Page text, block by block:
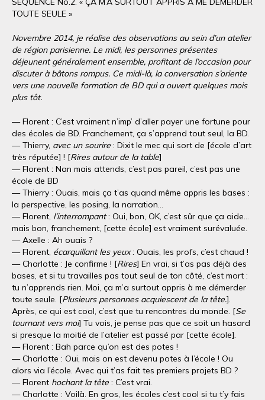
TOUTE SEULE »
Novembre 2014, je réalise des observations au sein d’un atelier
de région parisienne. Le midi, les personnes présentes
déjeunent généralement ensemble, profitant de l’occasion pour
discuter à bâtons rompus. Ce midi-là, la conversation s’oriente
vers une nouvelle formation de BD qui a ouvert quelques mois
plus tôt.
— Florent : C’est vraiment n’imp’ d’aller payer une fortune pour
des écoles de BD. Franchement, ça s’apprend tout seul, la BD.
— Thierry, avec un sourire : Dixit le mec qui sort de [école d’art
très réputée] ! [Rires autour de la table]
— Florent : Nan mais attends, c’est pas pareil, c’est pas une
école de BD
— Thierry : Ouais, mais ça t’as quand même appris les bases :
la perspective, les posing, la narration…
— Florent, l’interrompant: Oui, bon, OK, c’est sûr que ça aide…
mais bon, franchement, [cette école] est vraiment surévaluée.
— Axelle : Ah ouais ?
— Florent, écarquillant les yeux: Ouais, les profs, c’est chaud !
— Charlotte : Je confirme ! [Rires] En vrai, si t’as pas déjà des
bases, et si tu travailles pas tout seul de ton côté, c’est mort :
tu n’apprends rien. Moi, ça m’a surtout appris à me démerder
toute seule. [Plusieurs personnes acquiescent de la tête.].
Après, ce qui est cool, c’est que tu rencontres du monde. [Se
tournant vers moi] Tu vois, je pense pas que ce soit un hasard
si presque la moitié de l’atelier est passé par [cette école].
— Florent : Bah parce qu’on est des potes !
— Charlotte : Oui, mais on est devenu potes à l’école ! Ou
alors via l’école. Avec qui t’as fait tes premiers projets BD ?
— Florent hochant la tête : C’est vrai.
— Charlotte : Voilà. En gros, les écoles c’est cool si tu t’y fais